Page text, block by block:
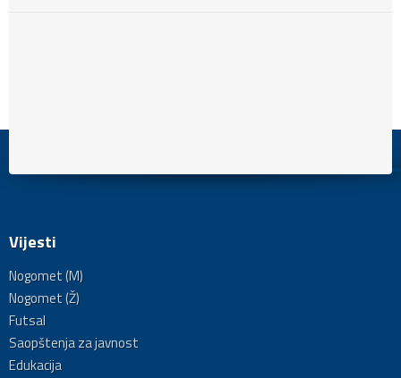
Vijesti
Nogomet (M)
Nogomet (Ž)
Futsal
Saopštenja za javnost
Edukacija